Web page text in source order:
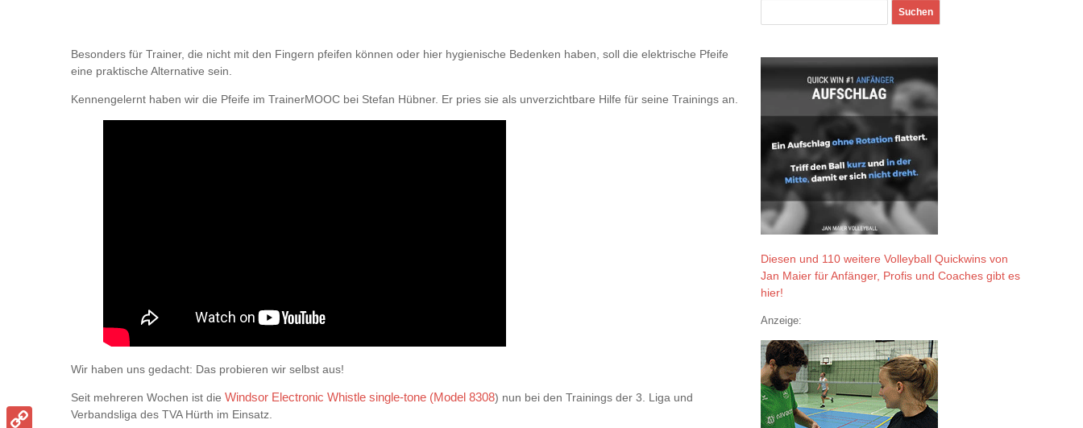
Besonders für Trainer, die nicht mit den Fingern pfeifen können oder hier hygienische Bedenken haben, soll die elektrische Pfeife
eine praktische Alternative sein.
Kennengelernt haben wir die Pfeife im TrainerMOOC bei Stefan Hübner. Er pries sie als unverzichtbare Hilfe für seine Trainings an.
Wir haben uns gedacht: Das probieren wir selbst aus!
Seit mehreren Wochen ist die Windsor Electronic Whistle single-tone (Model 8308) nun bei den Trainings der 3. Liga und
Verbandsliga des TVA Hürth im Einsatz.
Diesen und 110 weitere Volleyball Quickwins von
Jan Maier für Anfänger, Profis und Coaches gibt es
hier!
Anzeige: